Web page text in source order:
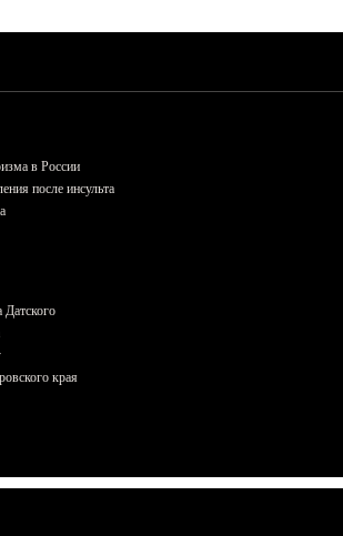
в России
после инсульта
края